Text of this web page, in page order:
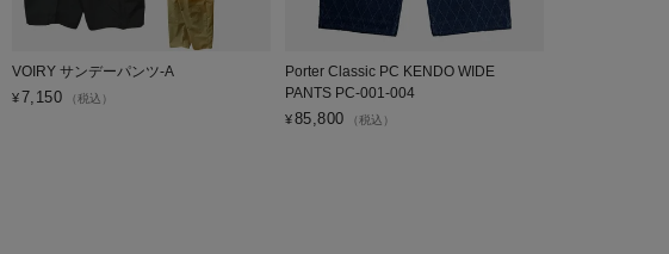
VOIRY サンデーパンツ-A
¥7,150 （税込）
Porter Classic PC KENDO WIDE
PANTS PC-001-004
¥85,800 （税込）